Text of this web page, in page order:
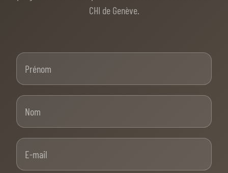
CHI de Genève.
Prénom
Nom
E-mail